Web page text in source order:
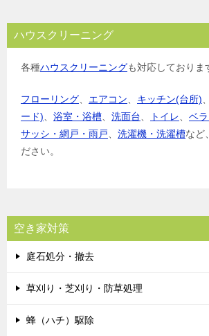
ハウスクリーニング
各種ハウスクリーニングも対応しておりま
フローリング エアコン キッチン(台所)
ード)
浴室・浴槽 洗面台 トイレ ベ
サッシ・網戸・雨戸
洗濯機・洗濯槽など
ださい。
空き家対策
庭石処分・撤去
草刈り・芝刈り・防草処理
蜂（ハチ）駆除